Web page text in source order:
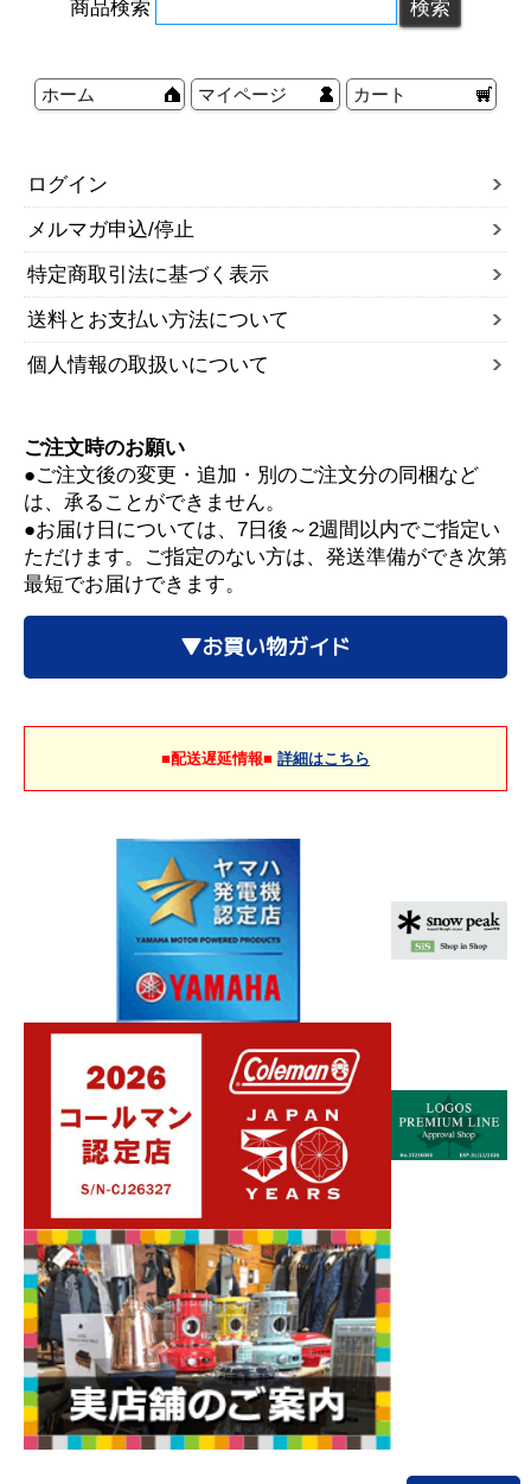
商品検索
ホーム マイページ カート
ログイン
メルマガ申込/停止
特定商取引法に基づく表示
送料とお支払い方法について
個人情報の取扱いについて
ご注文時のお願い
●ご注文後の変更・追加・別のご注文分の同梱など
は、承ることができません。
●お届け日については、7日後～2週間以内でご指定い
ただけます。ご指定のない方は、発送準備ができ次第
最短でお届けできます。
▼お買い物ガイド
■配送遅延情報■ 詳細はこちら